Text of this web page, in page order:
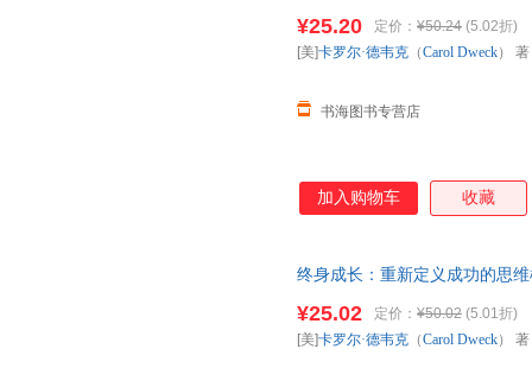
能缔造 卓越？ 思维模式 的不
有 充分的机会 与 可能扭转自
¥25.20 定价： ¥50.24 (5.02折)
书海图书专营店
[美]卡罗尔·德韦克 （Carol Dweck）
加入购物车 收藏
终身成长：重新定义成功的思
¥25.02 定价： ¥50.02 (5.01折)
[美]卡罗尔·德韦克 （Carol Dweck）